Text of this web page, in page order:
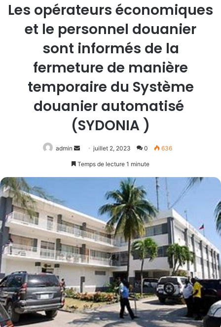
Les opérateurs économiques
et le personnel douanier
sont informés de la
fermeture de manière
temporaire du Système
douanier automatisé
(SYDONIA )
admin
Envoyerjuillet 2, 2023 0 636
Temps de lecture 1 minute